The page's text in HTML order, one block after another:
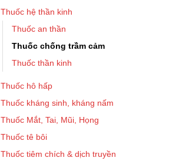
Thuốc hệ thần kinh
Thuốc an thần
Thuốc chống trầm cảm
Thuốc thần kinh
Thuốc hô hấp
Thuốc kháng sinh, kháng nấm
Thuốc Mắt, Tai, Mũi, Họng
Thuốc tê bôi
Thuốc tiêm chích & dịch truyền